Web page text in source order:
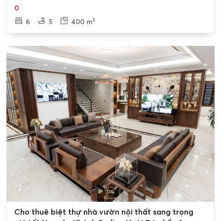
An Khánh Hoài Đức
0
6
5 400 m²
Cho thuê biệt thự nhà vườn nội thất sang trọng